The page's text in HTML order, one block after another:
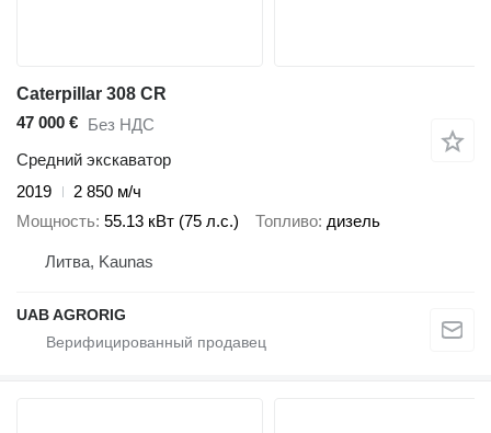
Caterpillar 308 CR
47 000 € Без НДС
Средний экскаватор
2019
2 850 м/ч
Мощность 55.13 кВт (75 л.с.) Топливо дизель
Литва, Kaunas
UAB AGRORIG